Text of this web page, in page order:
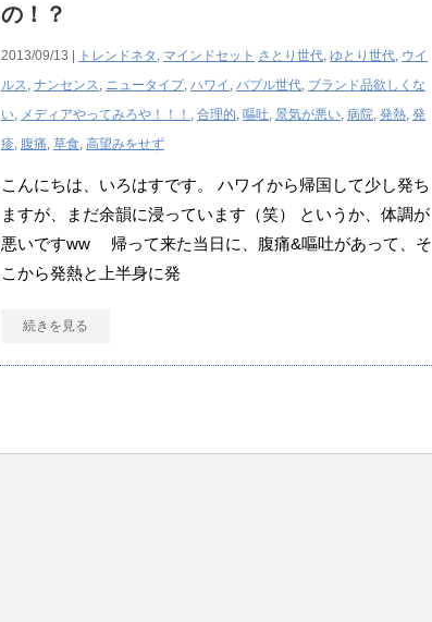
の！？
2013/09/13 | トレンドネタ , マインドセット さとり世代, ゆとり世代, ウイ
ルス, ナンセンス, ニュータイプ, ハワイ , バブル世代, ブランド品欲しくな
い, メディアやってみろや！！！ , 合理的, 嘔吐, 景気が悪い, 病院, 発熱, 発
疹, 腹痛, 草食, 高望みをせず
こんにちは、いろはすです。 ハワイから帰国して少し発ち
ますが、まだ余韻に浸っています（笑） というか、体調が
悪いですww 帰って来た当日に、腹痛&嘔吐があって、そ
こから発熱と上半身に発
続きを見る